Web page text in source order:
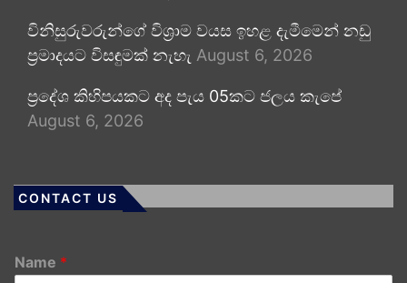
විනිසුරුවරුන්ගේ විශ්‍රාම වයස ඉහළ දැමීමෙන් නඩු
ප්‍රමාදයට විසඳුමක් නැහැ August 6, 2026
ප්‍රදේශ කිහිපයකට අද පැය 05කට ජලය කැපේ
August 6, 2026
CONTACT US
Name *